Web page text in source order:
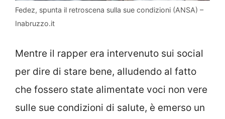
Fedez, spunta il retroscena sulla sue condizioni (ANSA) –
Inabruzzo.it
Mentre il rapper era intervenuto sui social
per dire di stare bene, alludendo al fatto
che fossero state alimentate voci non vere
sulle sue condizioni di salute, è emerso un